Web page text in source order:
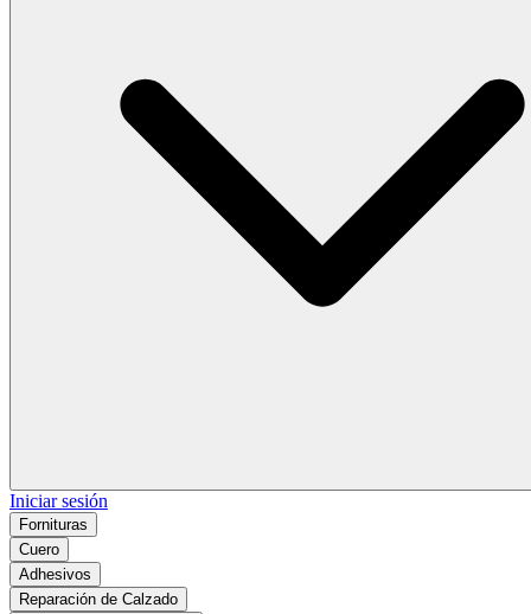
Iniciar sesión
Fornituras
Cuero
Adhesivos
Reparación de Calzado